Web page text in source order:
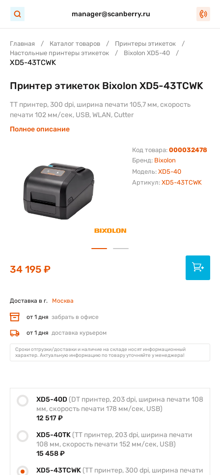
manager@scanberry.ru
Главная Каталог товаров
Принтеры этикеток
Настольные принтеры этикеток
Bixolon XD5-40
XD5-43TCWK
Бренд: Bixolon
Модель: XD5-40
Код товара: 000032478
Артикул: XD5-43TCWK
Принтер этикеток Bixolon XD5-43TCWK
TT принтер, 300 dpi, ширина печати 105,7 мм, скорость
печати 102 мм/сек, USB, WLAN, Cutter
Полное описание
XD5-40D (DT принтер, 203 dpi, ширина печати 108
мм, скорость печати 178 мм/сек, USB)
12 517 ₽
XD5-40TK (TT принтер, 203 dpi, ширина печати
108 мм, скорость печати 152 мм/сек, USB)
15 458 ₽
XD5-43TCWK (TT принтер, 300 dpi, ширина печати
34 195 ₽
Доставка в г. Москва
от 1 дня забрать в офисе
от 1 дня доставка курьером
Сроки отгрузки/доставки и наличие на складе носят информационный
характер. Актуальную информацию по товару уточняйте у менеджера!